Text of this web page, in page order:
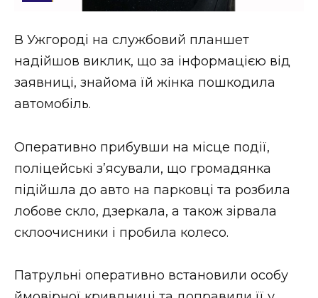
Стиль життя
Втрачений Ужгород
Втрачений Ужгород (відеоверсія)
ЗАКАРПАТСЬКІ НОВИНИ
НОВИНИ ЗАХІДНОЇ УКРАЇНИ
В Ужгороді на службовий планшет
надійшов виклик, що за інформацією від
заявниці, знайома їй жінка пошкодила
автомобіль.
Оперативно прибувши на місце події,
поліцейські зʼясували, що громадянка
підійшла до авто на парковці та розбила
лобове скло, дзеркала, а також зірвала
склоочисники і пробила колесо.
Патрульні оперативно встановили особу